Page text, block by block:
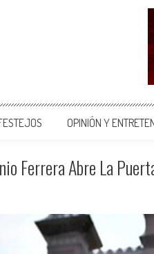
OPINIÓN Y
Ferrera Abre La